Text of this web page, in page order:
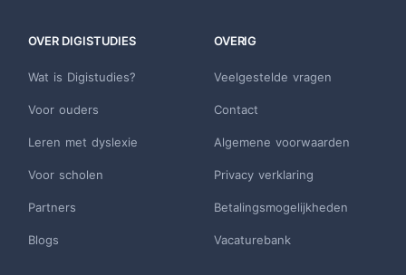
OVER DIGISTUDIES
Wat is Digistudies?
Voor ouders
Leren met dyslexie
Voor scholen
Partners
Blogs
OVERIG
Veelgestelde vragen
Contact
Algemene voorwaarden
Privacy verklaring
Betalingsmogelijkheden
Vacaturebank